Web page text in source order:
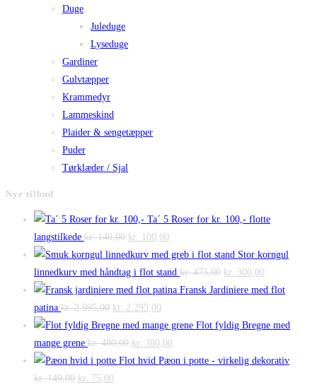
Duge
Juleduge
Lyseduge
Gardiner
Gulvtæpper
Krammedyr
Lammeskind
Plaider & sengetæpper
Puder
Tørklæder / Sjal
Nye tilbud
Ta´ 5 Roser for kr. 100,- flotte
langstilkede kr.140,00 Den
oprindelige
pris
var:
kr. 140,00.
kr. 100,00
aktuelle
pris
er:
Stor korngul
linnedkurv med håndtag i flot stand kr.475,00 Den
oprindelige
var:
kr. 300,00
aktuelle
er:
Fransk Jardiniere med flot
patina kr.2.995,00 Den
oprindelige
pris
var:
kr. 2.995,00.
kr. 2.295,00
aktuelle
pris
er:
Flot fyldig Bregne med
mange grene kr.480,00 Den
oprindelige
kr. 380,00
aktuelle
Flot hvid Pæon i potte - virkelig dekorativ
kr.149,00 Den
kr. 75,00